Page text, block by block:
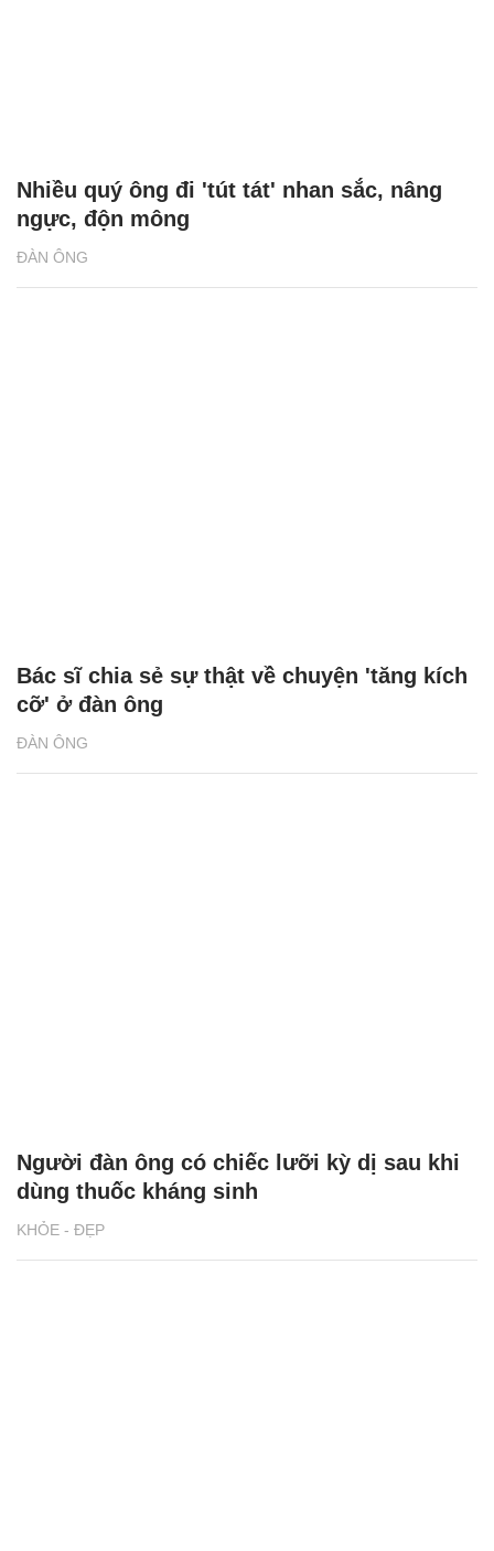
ĐÀN ÔNG
Nhiều quý ông đi 'tút tát' nhan sắc, nâng
ngực, độn mông
ĐÀN ÔNG
Bác sĩ chia sẻ sự thật về chuyện 'tăng kích
cỡ' ở đàn ông
KHỎE - ĐẸP
Người đàn ông có chiếc lưỡi kỳ dị sau khi
dùng thuốc kháng sinh